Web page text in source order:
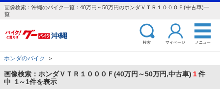
画像検索：沖縄のバイク一覧：40万円～50万円のホンダＶＴＲ１０００Ｆ(中古車)一
覧
検索 マイページ メニュー
ホンダのバイク ＞
画像検索：ホンダＶＴＲ１０００Ｆ(40万円～50万円,中古車) 1件
中 1～1件を表示